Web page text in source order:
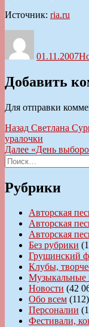
Источник: ria.ru
01.11.2007
Добавить
Для отправки
Навигация
по
записям
Назад Предыдущая
запись:
Светлана
уралочки
Далее Следующая
«День
Искать:
Рубрики
Авторская
Авторская
Авторская
Без рубрики
Грушинский
Клубы,
Музыкальные
Новости (42
Обо всем (112)
Персоналии
Фестивали,